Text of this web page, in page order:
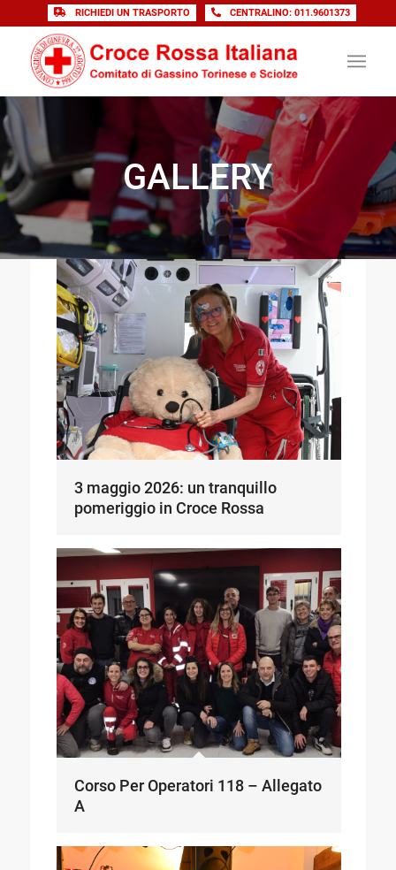
RICHIEDI UN TRASPORTO CENTRALINO: 011.9601373
GALLERY
3 maggio 2026: un tranquillo
pomeriggio in Croce Rossa
Corso Per Operatori 118 – Allegato
A